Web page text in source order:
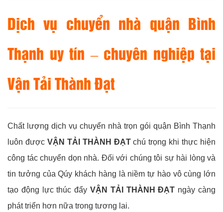
Dịch vụ chuyển nhà quận Bình
Thạnh uy tín – chuyên nghiệp tại
Vận Tải Thành Đạt
Chất lượng dịch vụ chuyển nhà trọn gói quận Bình Thạnh
luôn được VẬN TẢI THÀNH ĐẠTchú trọng khi thực hiện
công tác chuyển dọn nhà. Đối với chúng tôi sự hài lòng và
tin tưởng của Qúy khách hàng là niềm tự hào vô cùng lớn
tạo động lực thúc đẩy VẬN TẢI THÀNH ĐẠT ngày càng
phát triển hơn nữa trong tương lai.